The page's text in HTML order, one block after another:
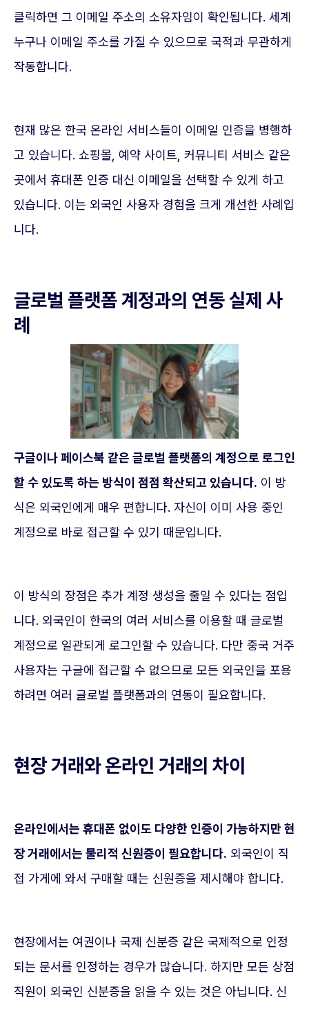
클릭하면 그 이메일 주소의 소유자임이 확인됩니다. 세계
누구나 이메일 주소를 가질 수 있으므로 국적과 무관하게
작동합니다.
현재 많은 한국 온라인 서비스들이 이메일 인증을 병행하
고 있습니다. 쇼핑몰, 예약 사이트, 커뮤니티 서비스 같은
곳에서 휴대폰 인증 대신 이메일을 선택할 수 있게 하고
있습니다. 이는 외국인 사용자 경험을 크게 개선한 사례입
니다.
글로벌 플랫폼 계정과의 연동 실제 사
례
구글이나 페이스북 같은 글로벌 플랫폼의 계정으로 로그인
할 수 있도록 하는 방식이 점점 확산되고 있습니다. 이 방
식은 외국인에게 매우 편합니다. 자신이 이미 사용 중인
계정으로 바로 접근할 수 있기 때문입니다.
이 방식의 장점은 추가 계정 생성을 줄일 수 있다는 점입
니다. 외국인이 한국의 여러 서비스를 이용할 때 글로벌
계정으로 일관되게 로그인할 수 있습니다. 다만 중국 거주
사용자는 구글에 접근할 수 없으므로 모든 외국인을 포용
하려면 여러 글로벌 플랫폼과의 연동이 필요합니다.
현장 거래와 온라인 거래의 차이
온라인에서는 휴대폰 없이도 다양한 인증이 가능하지만 현
장 거래에서는 물리적 신원증이 필요합니다. 외국인이 직
접 가게에 와서 구매할 때는 신원증을 제시해야 합니다.
현장에서는 여권이나 국제 신분증 같은 국제적으로 인정
되는 문서를 인정하는 경우가 많습니다. 하지만 모든 상점
직원이 외국인 신분증을 읽을 수 있는 것은 아닙니다. 신